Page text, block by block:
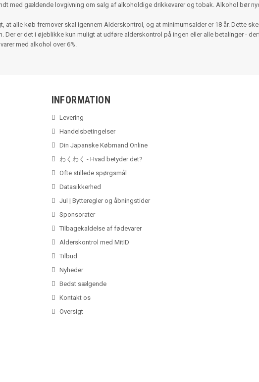
med gældende lovgivning om salg af alkoholdige drikkevarer og tobak. Alkohol bør
at alle køb fremover skal igennem Alderskontrol, og at minimumsalder er 18 år. Dette
Der er det i øjeblikke kun muligt at udføre alderskontrol på ingen eller alle betalinger -
med alkohol over 6%.
INFORMATION
Levering
Handelsbetingelser
Din Japanske Købmand Online
わくわく - Hvad betyder det?
Ofte stillede spørgsmål
Datasikkerhed
Jul | Bytteregler og åbningstider
Sponsorater
Tilbagekaldelse af fødevarer
Alderskontrol med MitID
Tilbud
Nyheder
Bedst sælgende
Kontakt os
Oversigt